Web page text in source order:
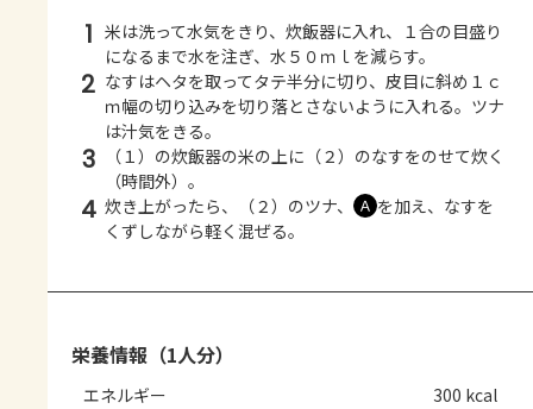
1 米は洗って水気をきり、炊飯器に入れ、１合の目盛り
になるまで水を注ぎ、水５０ｍｌを減らす。
2 なすはヘタを取ってタテ半分に切り、皮目に斜め１ｃ
ｍ幅の切り込みを切り落とさないように入れる。ツナ
は汁気をきる。
3
（１）の炊飯器の米の上に（２）のなすをのせて炊く
（時間外）。
4 炊き上がったら、（２）のツナ、 Ａ を加え、なすを
くずしながら軽く混ぜる。
栄養情報（1人分）
エネルギー 300 kcal